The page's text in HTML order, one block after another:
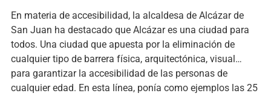
En materia de accesibilidad, la alcaldesa de Alcázar de
San Juan ha destacado que Alcázar es una ciudad para
todos. Una ciudad que apuesta por la eliminación de
cualquier tipo de barrera física, arquitectónica, visual…
para garantizar la accesibilidad de las personas de
cualquier edad. En esta línea, ponía como ejemplos las 25